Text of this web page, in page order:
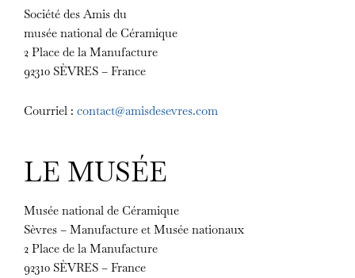
Société des Amis du
musée national de Céramique
2 Place de la Manufacture
92310 SÈVRES – France
Courriel : contact@amisdesevres.com
LE MUSÉE
Musée national de Céramique
Sèvres – Manufacture et Musée nationaux
2 Place de la Manufacture
92310 SÈVRES – France